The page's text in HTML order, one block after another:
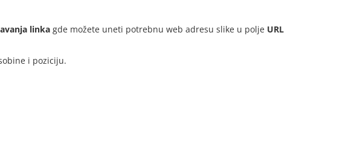
linka gde možete uneti potrebnu web adresu slike u polje URL
i poziciju.